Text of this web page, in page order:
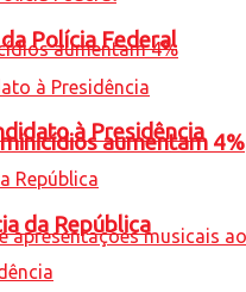
aumentam 4%
Polícia Federal
à Presidência
da República